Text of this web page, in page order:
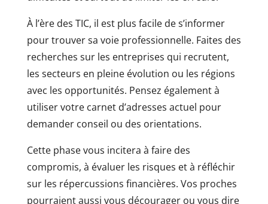
À l’ère des TIC, il est plus facile de s’informer
pour trouver sa voie professionnelle. Faites des
recherches sur les entreprises qui recrutent,
les secteurs en pleine évolution ou les régions
avec les opportunités. Pensez également à
utiliser votre carnet d’adresses actuel pour
demander conseil ou des orientations.
Cette phase vous incitera à faire des
compromis, à évaluer les risques et à réfléchir
sur les répercussions financières. Vos proches
pourraient aussi vous décourager ou vous dire